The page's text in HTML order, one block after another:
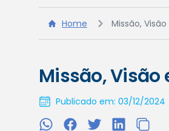
Home Missão,
Missão, Visão
Publicado em: 03/12/2024